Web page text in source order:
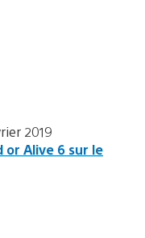
2019
or Alive 6 sur le